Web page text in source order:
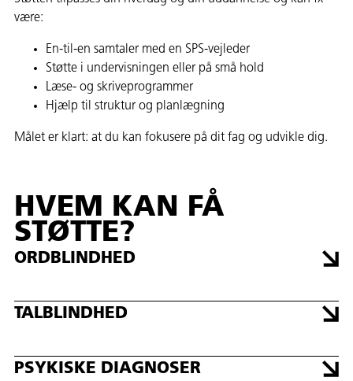
være:
En-til-en samtaler med en SPS-vejleder
Støtte i undervisningen eller på små hold
Læse- og skriveprogrammer
Hjælp til struktur og planlægning
Målet er klart: at du kan fokusere på dit fag og udvikle dig.
HVEM KAN FÅ
STØTTE?
ORDBLINDHED
TALBLINDHED
PSYKISKE DIAGNOSER